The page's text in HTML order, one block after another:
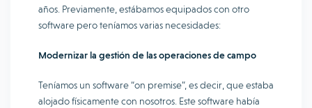
años. Previamente, estábamos equipados con otro
software pero teníamos varias necesidades:
Modernizar la gestión de las operaciones de campo
Teníamos un software “on premise”, es decir, que estaba
alojado físicamente con nosotros. Este software había